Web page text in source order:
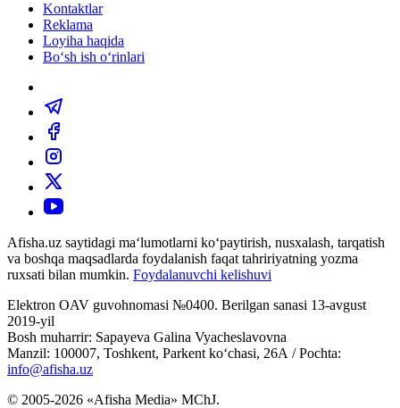
Kontaktlar
Reklama
Loyiha haqida
Bo‘sh ish o‘rinlari
Afisha.uz saytidagi ma‘lumotlarni ko‘paytirish, nusxalash, tarqatish
va boshqa maqsadlarda foydalanish faqat tahririyatning yozma
ruxsati bilan mumkin. Foydalanuvchi kelishuvi
Elektron OAV guvohnomasi №0400. Berilgan sanasi 13-avgust
2019-yil
Bosh muharrir: Sapayeva Galina Vyacheslavovna
Manzil: 100007, Toshkent, Parkent ko‘chasi, 26А / Pochta:
info@afisha.uz
© 2005-2026 «Afisha Media» MChJ.